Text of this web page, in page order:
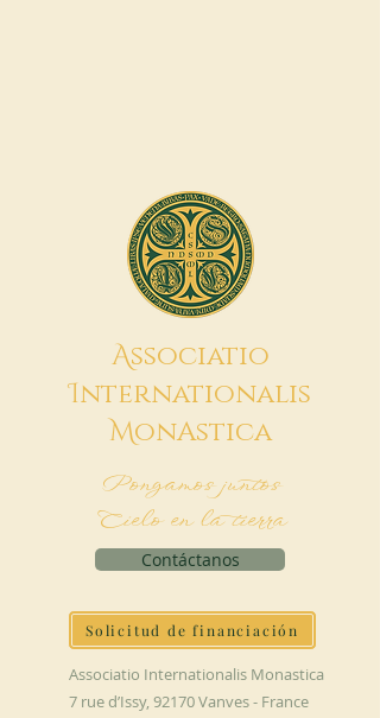
Associatio
Internationalis
MonAstica
Pongamos juntos
Cielo en la tierra
Contáctanos
Solicitud de financiación
Associatio Internationalis Monastica
7 rue d’Issy, 92170 Vanves - France